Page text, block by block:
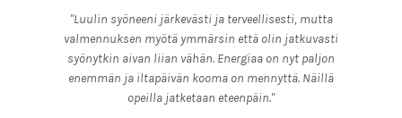
"Luulin syöneeni järkevästi ja terveellisesti, mutta
valmennuksen myötä ymmärsin että olin jatkuvasti
syönytkin aivan liian vähän. Energiaa on nyt paljon
enemmän ja iltapäivän kooma on mennyttä. Näillä
opeilla jatketaan eteenpäin."